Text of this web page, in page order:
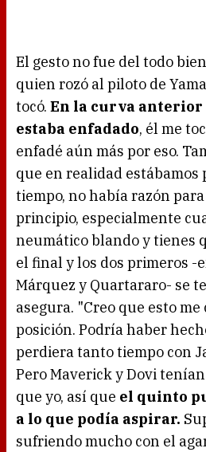
El gesto no fue del todo
quien rozó al piloto de
tocó. En la curva anterior
estaba enfadado, él me
enfadé aún más por eso.
que en realidad
tiempo, no había razón
principio, especialmente
neumático blando y tienes
el final y los dos primeros -
Márquez y Quartararo- se
asegura. "Creo que esto
posición. Podría haber
perdiera tanto tiempo con
Pero Maverick y Dovi
que yo, así que el quinto
a lo que podía aspirar.
sufriendo mucho con el